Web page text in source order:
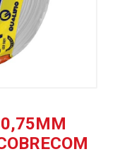
0,75MM